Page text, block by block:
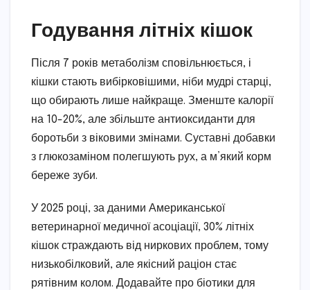
Годування літніх кішок
Після 7 років метаболізм сповільнюється, і
кішки стають вибірковішими, ніби мудрі старці,
що обирають лише найкраще. Зменште калорії
на 10-20%, але збільште антиоксиданти для
боротьби з віковими змінами. Суставні добавки
з глюкозаміном полегшують рух, а м’який корм
береже зуби.
У 2025 році, за даними Американської
ветеринарної медичної асоціації, 30% літніх
кішок страждають від ниркових проблем, тому
низькобілковий, але якісний раціон стає
рятівним колом. Додавайте про біотики для